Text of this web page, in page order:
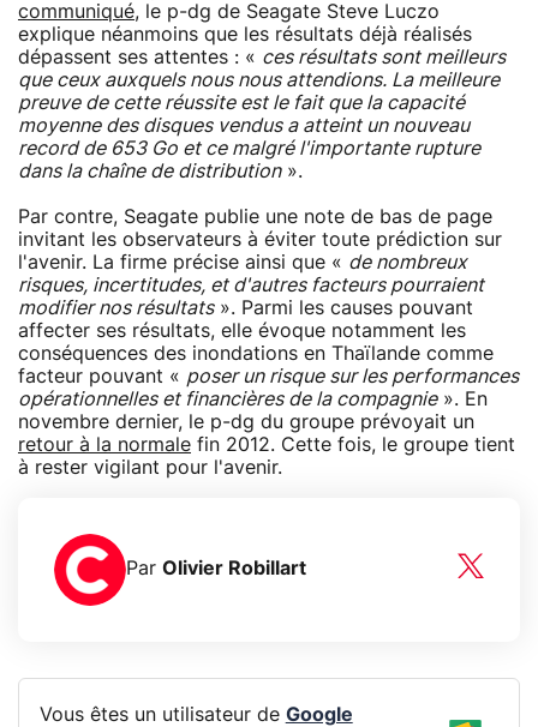
communiqué, le p-dg de Seagate Steve Luczo
explique néanmoins que les résultats déjà réalisés
dépassent ses attentes : « ces résultats sont meilleurs
que ceux auxquels nous nous attendions. La meilleure
preuve de cette réussite est le fait que la capacité
moyenne des disques vendus a atteint un nouveau
record de 653 Go et ce malgré l'importante rupture
dans la chaîne de distribution».
Par contre, Seagate publie une note de bas de page
invitant les observateurs à éviter toute prédiction sur
l'avenir. La firme précise ainsi que « de nombreux
risques, incertitudes, et d'autres facteurs pourraient
modifier nos résultats». Parmi les causes pouvant
affecter ses résultats, elle évoque notamment les
conséquences des inondations en Thaïlande comme
facteur pouvant « poser un risque sur les performances
opérationnelles et financières de la compagnie». En
novembre dernier, le p-dg du groupe prévoyait un
retour à la normale fin 2012. Cette fois, le groupe tient
à rester vigilant pour l'avenir.
Par Olivier Robillart
Vous êtes un utilisateur de Google